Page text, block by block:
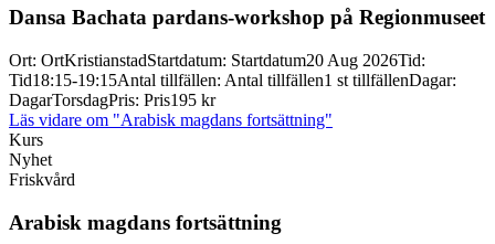
Dansa Bachata pardans-workshop på Regionmuseet
Ort: OrtKristianstadStartdatum: Startdatum20 Aug 2026Tid:
Tid18:15-19:15Antal tillfällen: Antal tillfällen1 st tillfällenDagar:
DagarTorsdagPris: Pris195 kr
Läs vidare om "Arabisk magdans fortsättning"
Kurs
Nyhet
Friskvård
Arabisk magdans fortsättning